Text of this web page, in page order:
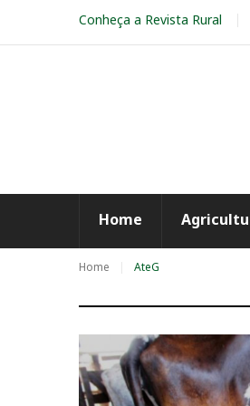
i
e
Conheça a Revista Rural
Home
Home AteG
T